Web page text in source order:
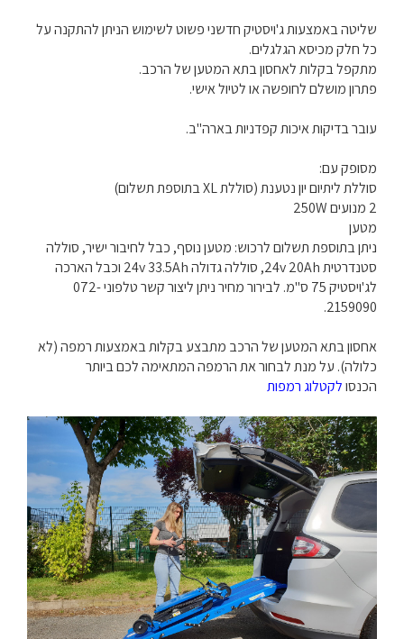
שליטה באמצעות ג'ויסטיק חדשני פשוט לשימוש הניתן להתקנה על
כל חלק מכיסא הגלגלים.
מתקפל בקלות לאחסון בתא המטען של הרכב.
פתרון מושלם לחופשה או לטיול אישי.
עובר בדיקות איכות קפדניות בארה"ב.
מסופק עם:
סוללת ליתיום יון נטענת (סוללת XL בתוספת תשלום)
2 מנועים 250W
מטען
ניתן בתוספת תשלום לרכוש: מטען נוסף, כבל לחיבור ישיר, סוללה
סטנדרטית 24v 20Ah, סוללה גדולה 24v 33.5Ah וכבל הארכה
לג'ויסטיק 75 ס"מ. לבירור מחיר ניתן ליצור קשר טלפוני 072-
2159090.
אחסון בתא המטען של הרכב מתבצע בקלות באמצעות רמפה (לא
כלולה). על מנת לבחור את הרמפה המתאימה לכם ביותר
הכנסולקטלוג רמפות